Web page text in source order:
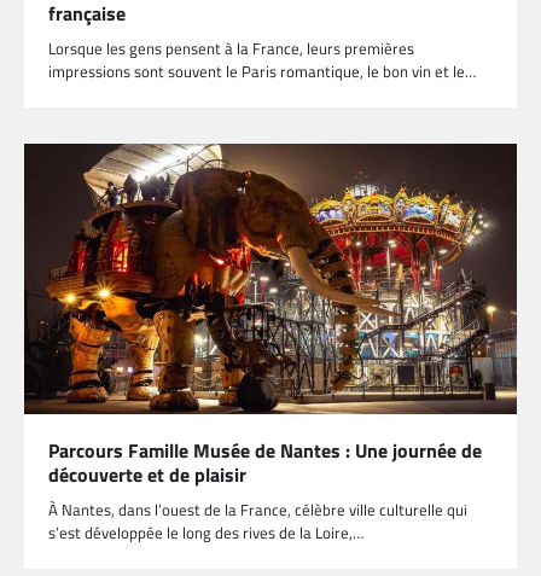
française
Lorsque les gens pensent à la France, leurs premières
impressions sont souvent le Paris romantique, le bon vin et le…
Parcours Famille Musée de Nantes : Une journée de
découverte et de plaisir
À Nantes, dans l’ouest de la France, célèbre ville culturelle qui
s’est développée le long des rives de la Loire,…